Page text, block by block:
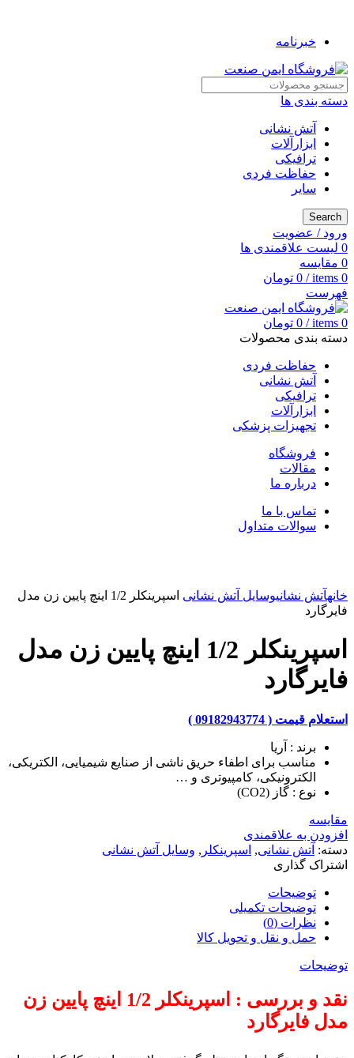
خبرنامه
دسته بندی ها
آتش نشانی
ابزارآلات
ترافیکی
حفاظت فردی
سایر
Search
ورود / عضویت
0 لیست علاقمندی ها
0 مقایسه
0
items
/
0 تومان
فهرست
0
items
/
0 تومان
دسته بندی محصولات
حفاظت فردی
آتش نشانی
ترافیکی
ابزارآلات
تجهیزات پزشکی
فروشگاه
مقالات
درباره ما
تماس با ما
سوالات متداول
خانهآتش نشانیوسایل آتش نشانی
اسپرینکلر 1/2 اینچ پایین زن مدل
فایرگارد
اسپرینکلر 1/2 اینچ پایین زن مدل
فایرگارد
استعلام قیمت ( 09182943774 )
برند : آریا
مناسب برای اطفاء حریق ناشی از صنایع شیمیایی، الکتریکی،
الکترونیکی، کامپیوتری و …
نوع : گاز (CO2)
مقایسه
افزودن به علاقمندی
دسته: آتش نشانی, اسپرینکلر , وسایل آتش نشانی
اشتراک گذاری
توضیحات
توضیحات تکمیلی
نظرات (0)
حمل و نقل و تحویل کالا
توضیحات
نقد و بررسی : اسپرینکلر 1/2 اینچ پایین زن
مدل فایرگارد